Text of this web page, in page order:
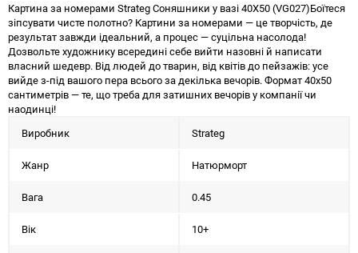
Картина за номерами Strateg Соняшники у вазі 40Х50 (VG027)Боїтеся
зіпсувати чисте полотно? Картини за номерами — це творчість, де
результат завжди ідеальний, а процес — суцільна насолода!
Дозвольте художнику всередині себе вийти назовні й написати
власний шедевр. Від людей до тварин, від квітів до пейзажів: усе
вийде з-під вашого пера всього за декілька вечорів. Формат 40х50
сантиметрів — те, що треба для затишних вечорів у компанії чи
наодинці!
Виробник
Strateg
Жанр Натюрморт
Вага 0.45
Вік 10+